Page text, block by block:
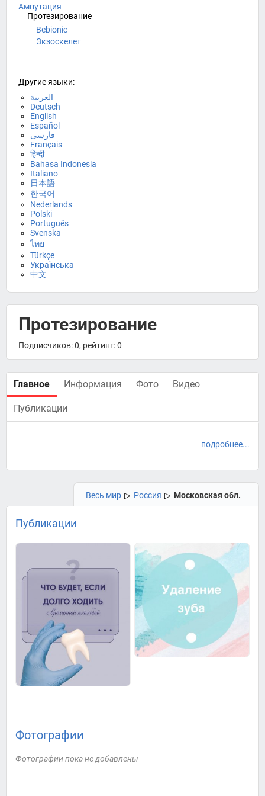
Ампутация
Протезирование
Bebionic
Экзоскелет
Другие языки:
العربية
Deutsch
English
Español
فارسی
Français
हिन्दी
Bahasa Indonesia
Italiano
日本語
한국어
Nederlands
Polski
Português
Svenska
ไทย
Türkçe
Українська
中文
Протезирование
Подписчиков: 0, рейтинг: 0
Главное Информация Фото Видео
Публикации
подробнее...
Весь мир ▷ Россия ▷ Московская обл.
Публикации
Фотографии
Фотографии пока не добавлены